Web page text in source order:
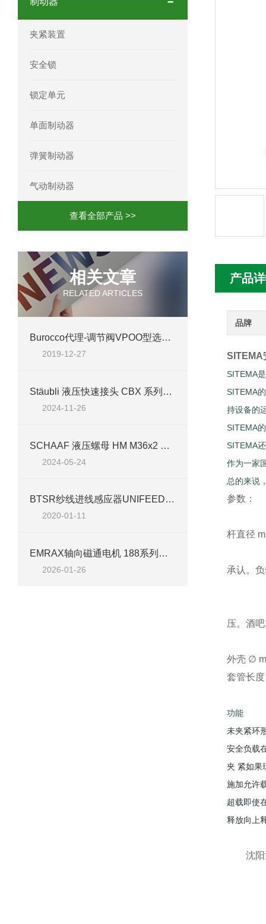
OEMER电机QLS 180M环保农业领域
Ac-motoren交流电机3RT1026-1AC20
AC-motoren交流电机FCA 132S-4/
AC-motoren交流电机ACM 160M-4参
AC-MOTOREN电机FCPA 80B-6参数
AC-MOTOREN电机FCPA 71B-2参数
夹紧装置
安全锁
锁定单元
单面制动器
弹簧制动器
气动制动器
查看全部产品 >>
相关文章
RELATED ARTICLES
Burocco代理-调节阀VPOO型选型资料
2019-12-27
Stäubli 液压快速接头 CBX 系列：北京汉达森经销产品技术解析
2024-11-26
SCHAAF 液压螺母 HM M36x2 案例分析
2024-05-24
BTSR纱线进线感应器UNIFEEDER 2简介
2020-01-11
EMRAX轴向磁通电机 188系列技术应用及产品参数
2026-01-26
产品
品牌
SITEMA
SITEMA
SITEMA
持设备的
SITEMA
SITEMA
作为一家
总的来说
参数：
杆直径
承认。
压。酒
外壳 ∅
套管长
功能
未夹紧环
安全负载
夹 紧如果
施加允许
超载即使
释放向上
沈阳